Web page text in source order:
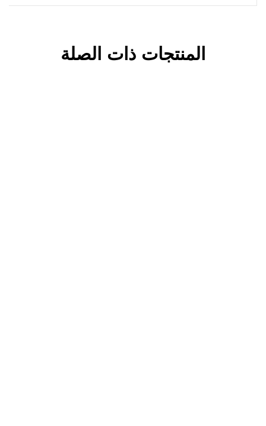
تجميد عالية الكفاءة-تجميد
المنتجات ذات الصلة